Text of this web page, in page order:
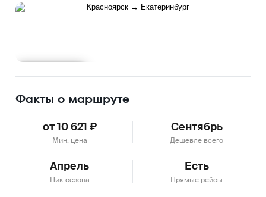
Факты о маршруте
от 10 621 ₽
Мин. цена
Сентябрь
Дешевле всего
Апрель
Пик сезона
Есть
Прямые рейсы